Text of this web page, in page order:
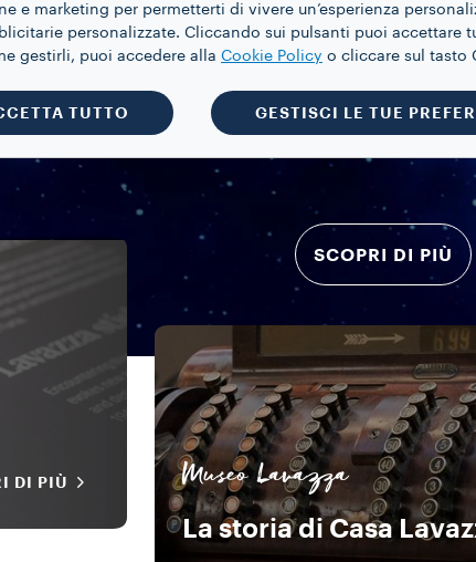
Museo
Esperienza di caffè al
SCOPRI DI PIÙ
DI PIÙ
Museo Lavazza
La storia di Casa
e marketing per permetterti di vivere un’esperienza
personalizzate. Cliccando sui pulsanti puoi accettare
gestirli, puoi accedere alla Cookie Policy o cliccare sul tasto
TUTTO GESTISCI LE TUE